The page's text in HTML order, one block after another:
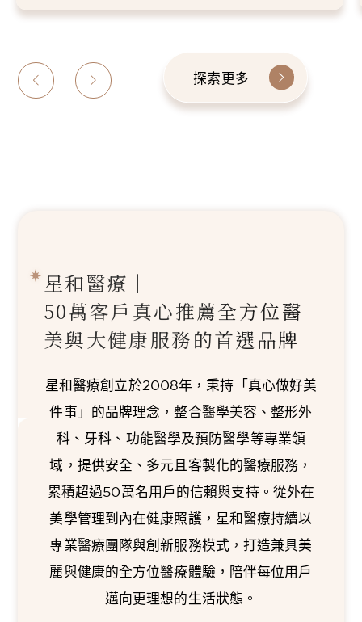
探索更多
星和醫療｜
50萬客戶真心推薦全方位醫
美與大健康服務的首選品牌
星和醫療創立於2008年，秉持「真心做好美
件事」的品牌理念，整合醫學美容、整形外
科、牙科、功能醫學及預防醫學等專業領
域，提供安全、多元且客製化的醫療服務，
累積超過50萬名用戶的信賴與支持。從外在
美學管理到內在健康照護，星和醫療持續以
專業醫療團隊與創新服務模式，打造兼具美
麗與健康的全方位醫療體驗，陪伴每位用戶
邁向更理想的生活狀態。